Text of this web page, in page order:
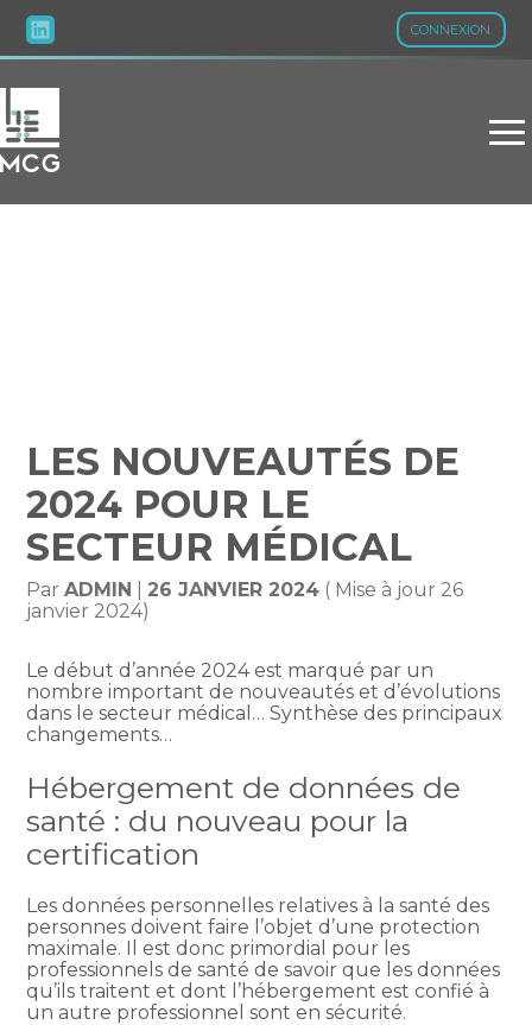
CONNEXION
Aller
au
LES NOUVEAUTÉS DE
2024 POUR LE
SECTEUR MÉDICAL
ParADMIN 26 JANVIER 2024 ( Mise à jour 26
janvier 2024)
Le début d’année 2024 est marqué par un
nombre important de nouveautés et d’évolutions
dans le secteur médical… Synthèse des principaux
changements…
Hébergement de données de
santé : du nouveau pour la
certification
Les données personnelles relatives à la santé des
personnes doivent faire l’objet d’une protection
maximale. Il est donc primordial pour les
professionnels de santé de savoir que les données
qu’ils traitent et dont l’hébergement est confié à
un autre professionnel sont en sécurité.